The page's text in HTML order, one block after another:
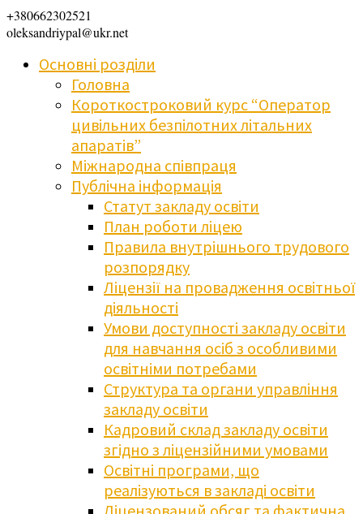
+380662302521
oleksandriypal@ukr.net
Основні розділи
Головна
Короткостроковий курс “Оператор
цивільних безпілотних літальних
апаратів”
Міжнародна співпраця
Публічна інформація
Статут закладу освіти
План роботи ліцею
Правила внутрішнього трудового
розпорядку
Ліцензії на провадження освітньої
діяльності
Умови доступності закладу освіти
для навчання осіб з особливими
освітніми потребами
Структура та органи управління
закладу освіти
Кадровий склад закладу освіти
згідно з ліцензійними умовами
Освітні програми, що
реалізуються в закладі освіти